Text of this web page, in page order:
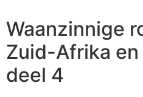
Waanzinnige
Zuid-Afrika
deel 4